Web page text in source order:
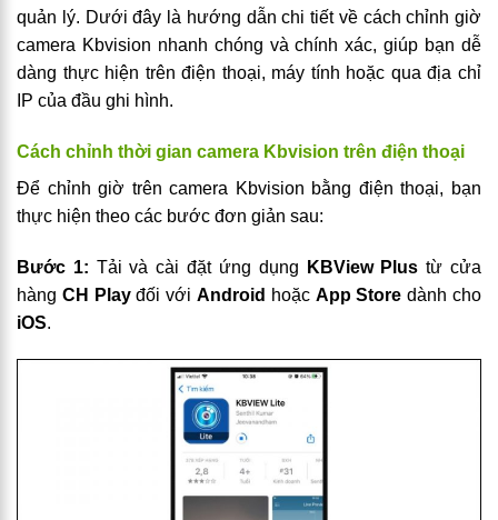
quản lý. Dưới đây là hướng dẫn chi tiết về cách chỉnh giờ
camera Kbvision nhanh chóng và chính xác, giúp bạn dễ
dàng thực hiện trên điện thoại, máy tính hoặc qua địa chỉ
IP của đầu ghi hình.
Cách chỉnh thời gian camera Kbvision trên điện thoại
Để chỉnh giờ trên camera Kbvision bằng điện thoại, bạn
thực hiện theo các bước đơn giản sau:
Bước 1: Tải và cài đặt ứng dụng KBView Plus từ cửa
hàng CH Playđối vớiAndroid hoặc App Store dành cho
iOS.